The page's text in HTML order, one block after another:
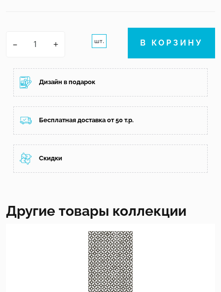
– + шт. В КОРЗИНУ
Дизайн в подарок
Бесплатная доставка от 50 т.р.
Скидки
Другие товары коллекции